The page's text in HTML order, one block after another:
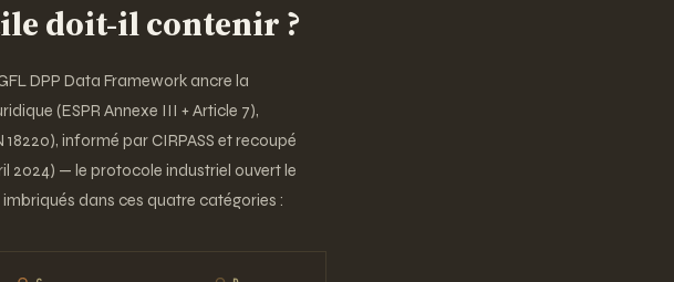
doit-il contenir ?
DPP Data Framework ancre la
(ESPR Annexe III + Article 7),
informé par CIRPASS et recoupé
2024) — le protocole industriel ouvert le
dans ces quatre catégories :